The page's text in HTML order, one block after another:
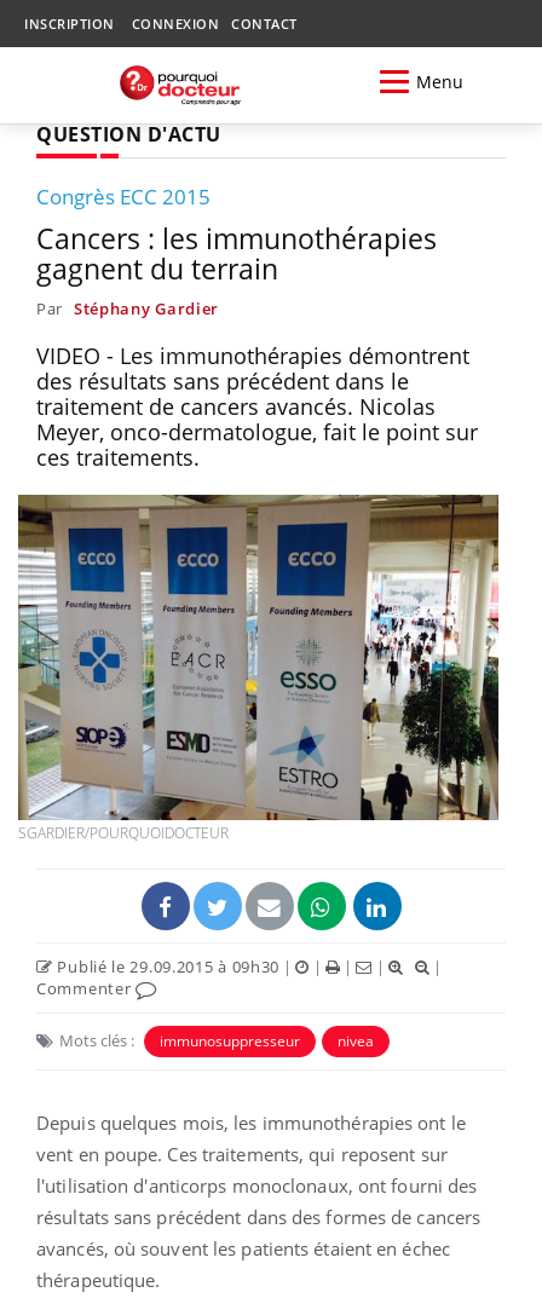
INSCRIPTION CONNEXION CONTACT
Menu
QUESTION D'ACTU
Congrès ECC 2015
Cancers : les immunothérapies
gagnent du terrain
Par Stéphany Gardier
VIDEO - Les immunothérapies démontrent
des résultats sans précédent dans le
traitement de cancers avancés. Nicolas
Meyer, onco-dermatologue, fait le point sur
ces traitements.
SGARDIER/POURQUOIDOCTEUR
Publié le 29.09.2015 à 09h30 | | | |
|
Commenter
Mots clés : immunosuppresseur nivea
Depuis quelques mois, les immunothérapies ont le
vent en poupe. Ces traitements, qui reposent sur
l'utilisation d'anticorps monoclonaux, ont fourni des
résultats sans précédent dans des formes de cancers
avancés, où souvent les patients étaient en échec
thérapeutique.